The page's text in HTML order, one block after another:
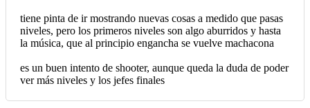
tiene pinta de ir mostrando nuevas cosas a medido que pasas
niveles, pero los primeros niveles son algo aburridos y hasta
la música, que al principio engancha se vuelve machacona
es un buen intento de shooter, aunque queda la duda de poder
ver más niveles y los jefes finales